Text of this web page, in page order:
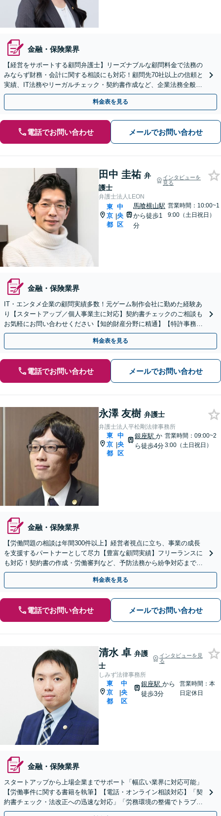
金融・保険業界
【経営をサポートする顧問弁護士】リーズナブルな顧問料金で法務の
みならず財務・会計に関する相談にも対応！顧問先70社以上の信頼と
実績、IT法務やリーガルチェック・契約書作成など、企業法務全般に
ついてお気軽にご相談ください。
料金表を見る
電話でお問い合わせ メールでお問い合わせ
田中 圭祐 弁
護士
インタビューを
見る
弁護士法人LEON
東
京
都
|
中
央
区
馬喰横山駅
から徒歩1
分
営業時間：10:00~1
9:00（土日祝日）
金融・保険業界
IT・エンタメ企業の顧問実績多数！元ゲーム制作会社に勤めた経験あ
り【スタートアップ／個人事業主に対応】契約書チェックのご相談も
お気軽にお問い合わせください【知的財産分野に精通】【特許事務所
と提携】【Zoom・LINE相談可】
料金表を見る
電話でお問い合わせ メールでお問い合わせ
永澤 友樹 弁護士
弁護士法人平松剛法律事務所
東
京
都
|
中
央
区
銀座駅か
ら徒歩4分
営業時間：09:00~2
3:00（土日祝日）
金融・保険業界
【労働問題の相談は年間300件以上】経営者視点に立ち、事業の成長
を支援するパートナーとして尽力【豊富な顧問実績】フリーランスに
も対応！契約書の作成・労働審判など、予防法務から紛争対応までお
任せください【銀座駅4分】【当日・夜間休日相談可】
料金表を見る
電話でお問い合わせ メールでお問い合わせ
清水 卓 弁護
士
インタビューを見
る
しみず法律事務所
東
京
都
|
中
央
区
銀座駅から
徒歩3分
営業時間：本
日定休日
金融・保険業界
スタートアップから上場企業までサポート「幅広い業界に対応可能」
【労働事件に関する書籍を執筆】【電話・オンライン相談対応】「契
約書チェック・法改正への迅速な対応」「労務環境の整備でトラブル
を未然に防ぐ」フランチャイズ／飲食／アパレル／教育ほか